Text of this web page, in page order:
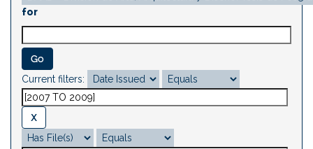
for
Current filters: